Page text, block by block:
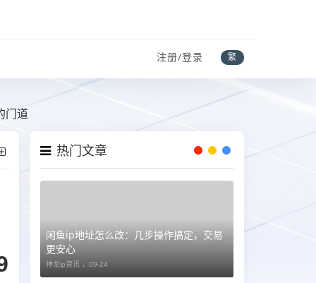
注册/登录 繁
门道
热门文章
闲鱼ip地址怎么改：几步操作搞定，交易
更安心
神龙ip资讯 ， 09-24